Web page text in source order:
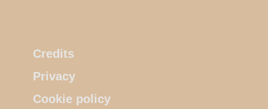
Credits
Privacy
Cookie policy